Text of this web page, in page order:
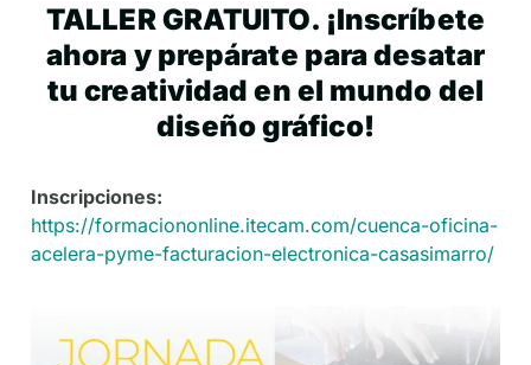
TALLER GRATUITO. ¡Inscríbete
ahora y prepárate para desatar
tu creatividad en el mundo del
diseño gráfico!
Inscripciones:
https://formaciononline.itecam.com/cuenca-oficina-
acelera-pyme-facturacion-electronica-casasimarro/